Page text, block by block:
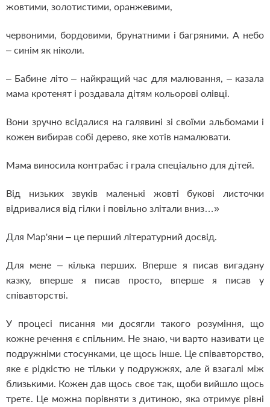
жовтими, золотистими, оранжевими,
червоними, бордовими, брунатними і багряними. А небо
– синім як ніколи.
– Бабине літо – найкращий час для малювання, – казала
мама кротенят і роздавала дітям кольорові олівці.
Вони зручно всідалися на галявині зі своїми альбомами і
кожен вибирав собі дерево, яке хотів намалювати.
Мама виносила контрабас і грала спеціально для дітей.
Від низьких звуків маленькі жовті букові листочки
відривалися від гілки і повільно злітали вниз…»
Для Мар'яни – це перший літературний досвід.
Для мене – кілька перших. Вперше я писав вигадану
казку, вперше я писав просто, вперше я писав у
співавторстві.
У процесі писання ми досягли такого розуміння, що
кожне речення є спільним. Не знаю, чи варто називати це
подружніми стосунками, це щось інше. Це співавторство,
яке є рідкістю не тільки у подружжях, але й взагалі між
близькими. Кожен дав щось своє так, щоби вийшло щось
третє. Це можна порівняти з дитиною, яка отримує рівні